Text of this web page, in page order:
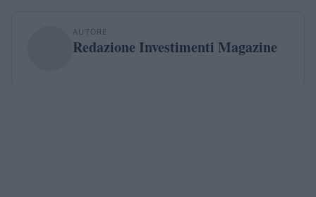
AUTORE
Redazione Investimenti Magazine